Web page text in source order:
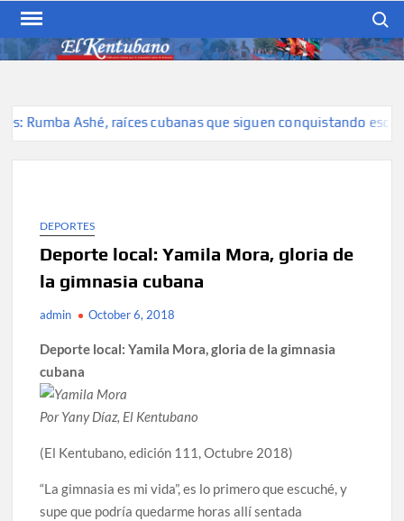
Skip
content
hispana de Kentucky
Ashé, raíces cubanas que siguen conquistando
DEPORTES
Deporte local: Yamila Mora, gloria de
la gimnasia cubana
admin October 6, 2018
Deporte local:Yamila Mora, gloria de la gimnasia
cubana
Por Yany Díaz, El Kentubano
(El Kentubano, edición 111, Octubre 2018)
“La gimnasia es mi vida”, es lo primero que escuché, y
supe que podría quedarme horas allí sentada